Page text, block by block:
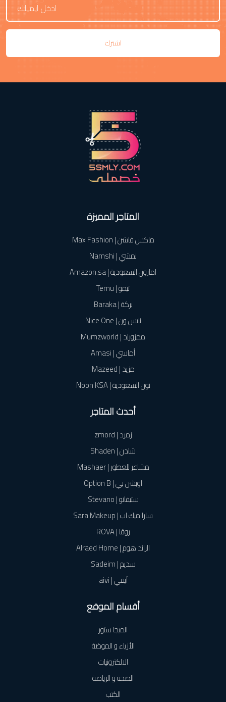
اشترك
المتاجر المميزة
ماكس فاشن | Max Fashion
نمشي | Namshi
امازون السعودية | Amazon.sa
تيمو | Temu
بركة | Baraka
نايس ون | Nice One
ممزورلد | Mumzworld
أماسي | Amasi
مزيد | Mazeed
نون السعودية | Noon KSA
أحدث المتاجر
زمرد | zmord
شادن | Shaden
مشاعر للعطور | Mashaer
اوبشن بي | Option B
ستيفانو | Stevano
سارا ميك اب | Sara Makeup
روڤا | ROVA
الرائد هوم | Alraed Home
سديم | Sadeim
آيفي | aivi
أقسام الموقع
الميجا ستور
الأزياء و الموضة
الالكترونيات
الصحة و الرياضة
الكتب